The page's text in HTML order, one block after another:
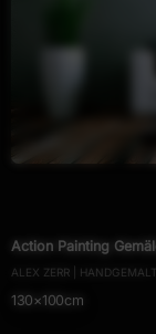
Action Painting Gemälde abstrakt
NEON bunt weiß blau
ALEX ZERR |
130×100cm